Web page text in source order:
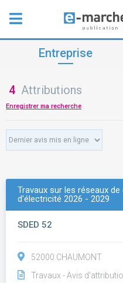
Entreprise
4 Attributions
Enregistrer ma recherche
Travaux sur les réseaux
d'électricité 2026 - 2029
SDED 52
52000 CHAUMONT
Travaux - Avis